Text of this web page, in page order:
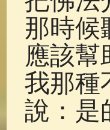
那時候
應該幫
我那種
說：是